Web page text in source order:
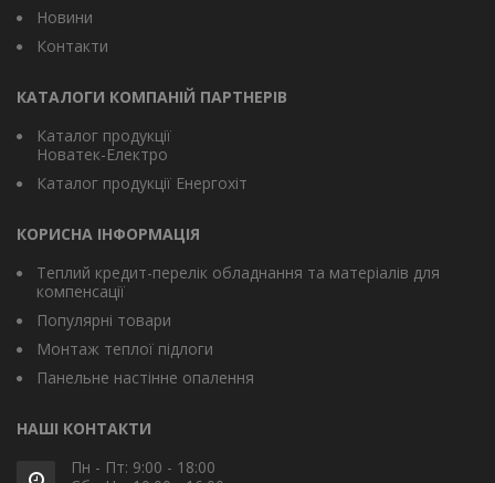
Новини
Контакти
КАТАЛОГИ КОМПАНІЙ ПАРТНЕРІВ
Каталог продукції
Новатек-Електро
Каталог продукції Енергохіт
КОРИСНА ІНФОРМАЦІЯ
Теплий кредит-перелік обладнання та матеріалів для
компенсації
Популярні товари
Монтаж теплої підлоги
Панельне настінне опалення
НАШІ КОНТАКТИ
Пн - Пт: 9:00 - 18:00